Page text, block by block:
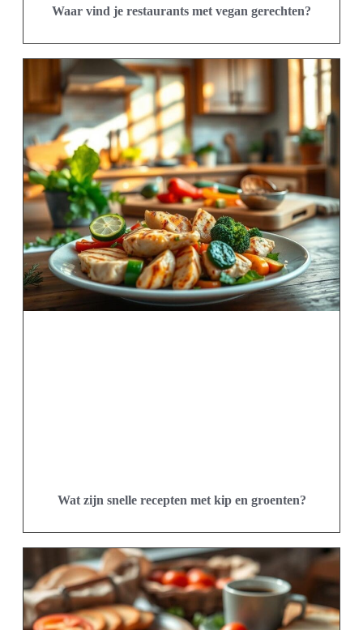
Waar vind je restaurants met vegan gerechten?
Wat zijn snelle recepten met kip en groenten?